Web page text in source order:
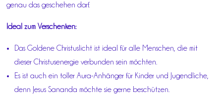
genau das geschehen darf.
Ideal zum Verschenken:
Das Goldene Christuslicht ist ideal für alle Menschen, die mit
dieser Christusenergie verbunden sein möchten.
Es ist auch ein toller Aura-Anhänger für Kinder und Jugendliche,
denn Jesus Sananda möchte sie gerne beschützen.